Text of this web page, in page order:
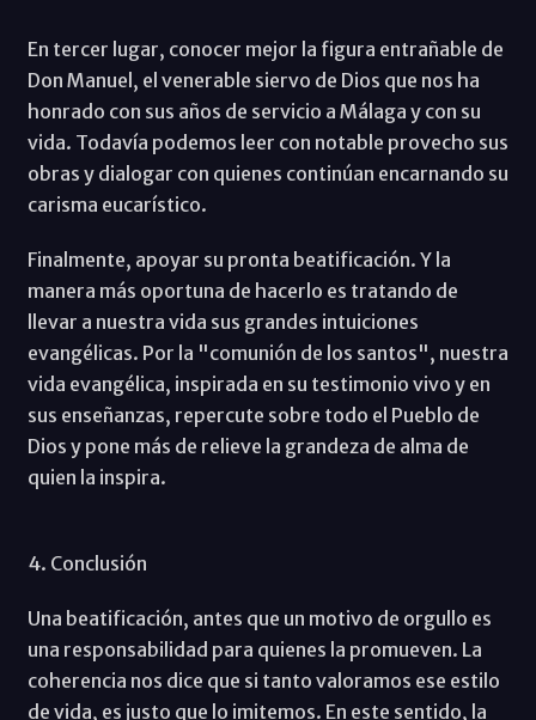
En tercer lugar, conocer mejor la figura entrañable de
Don Manuel, el venerable siervo de Dios que nos ha
honrado con sus años de servicio a Málaga y con su
vida. Todavía podemos leer con notable provecho sus
obras y dialogar con quienes continúan encarnando su
carisma eucarístico.
Finalmente, apoyar su pronta beatificación. Y la
manera más oportuna de hacerlo es tratando de
llevar a nuestra vida sus grandes intuiciones
evangélicas. Por la "comunión de los santos", nuestra
vida evangélica, inspirada en su testimonio vivo y en
sus enseñanzas, repercute sobre todo el Pueblo de
Dios y pone más de relieve la grandeza de alma de
quien la inspira.
4. Conclusión
Una beatificación, antes que un motivo de orgullo es
una responsabilidad para quienes la promueven. La
coherencia nos dice que si tanto valoramos ese estilo
de vida, es justo que lo imitemos. En este sentido, la